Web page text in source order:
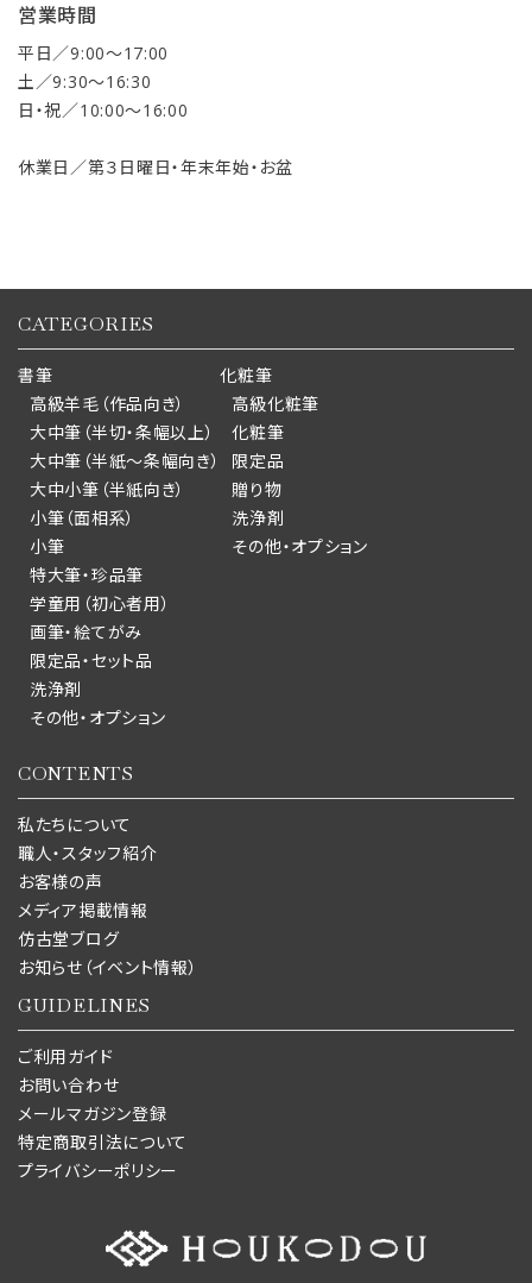
営業時間
平日／9:00〜17:00
土／9:30〜16:30
日・祝／10:00〜16:00
休業日／第３日曜日・年末年始・お盆
CATEGORIES
書筆
高級羊毛（作品向き）
大中筆（半切・条幅以上）
大中筆（半紙～条幅向き）
大中小筆（半紙向き）
小筆（面相系）
小筆
特大筆・珍品筆
学童用（初心者用）
画筆・絵てがみ
限定品・セット品
洗浄剤
その他・オプション
化粧筆
高級化粧筆
化粧筆
限定品
贈り物
洗浄剤
その他・オプション
CONTENTS
私たちについて
職人・スタッフ紹介
お客様の声
メディア掲載情報
仿古堂ブログ
お知らせ（イベント情報）
GUIDELINES
ご利用ガイド
お問い合わせ
メールマガジン登録
特定商取引法について
プライバシーポリシー